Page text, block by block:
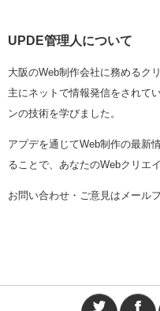
UPDE管理人について
大阪のWeb制作会社に務めるク
主にネットで情報発信をされて
ンの技術を学びました。
アプデを通じてWeb制作の最新
ることで、あなたのWebクリエ
お問い合わせ・ご意見は メール